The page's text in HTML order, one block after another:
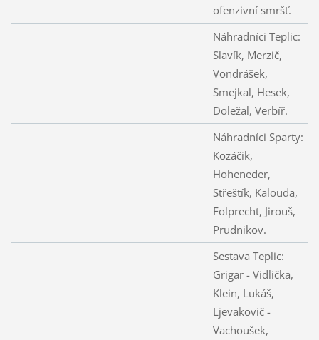
ofenzivní smršť.
Náhradníci Teplic:
Slavík, Merzič,
Vondrášek,
Smejkal, Hesek,
Doležal, Verbíř.
Náhradníci Sparty:
Kozáčik,
Hoheneder,
Střeštík, Kalouda,
Folprecht, Jirouš,
Prudnikov.
Sestava Teplic:
Grigar - Vidlička,
Klein, Lukáš,
Ljevakovič -
Vachoušek,